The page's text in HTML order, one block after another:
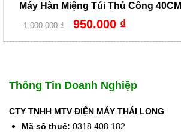
Máy Hàn Miệng Túi Thủ Công 40CM
1.000.000₫
Giá
gốc
1.000.000 ₫.
950.000 ₫Giá
hiện
là:
Thông Tin Doanh Nghiệp
CTY TNHH MTV ĐIỆN MÁY THÁI LONG
Mã số thuế: 0318 408 182